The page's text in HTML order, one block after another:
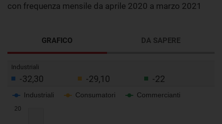
con frequenza mensile da aprile 2020 a marzo 2021
GRAFICO DA SAPERE